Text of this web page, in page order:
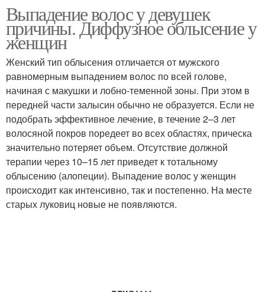
Выпадение волос у девушек
причины. Диффузное облысение у
женщин
Женский тип облысения отличается от мужского
равномерным выпадением волос по всей голове,
начиная с макушки и лобно-теменной зоны. При этом в
передней части залысин обычно не образуется. Если не
подобрать эффективное лечение, в течение 2–3 лет
волосяной покров поредеет во всех областях, прическа
значительно потеряет объем. Отсутствие должной
терапии через 10–15 лет приведет к тотальному
облысению (алопеции). Выпадение волос у женщин
происходит как интенсивно, так и постепенно. На месте
старых луковиц новые не появляются.